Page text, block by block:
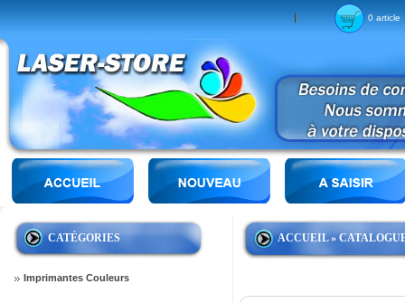
0 article
CATÉGORIES
Imprimantes Couleurs
ACCUEIL»